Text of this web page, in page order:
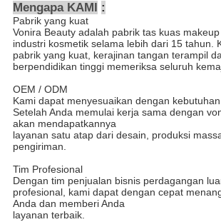
Mengapa KAMI :
Pabrik yang kuat
Vonira Beauty adalah pabrik tas kuas
industri kosmetik selama lebih dari 15 tahun.
pabrik yang kuat, kerajinan tangan terampil
berpendidikan tinggi memeriksa seluruh
OEM / ODM
Kami dapat menyesuaikan dengan
Setelah Anda memulai kerja sama dengan
akan mendapatkannya
layanan satu atap dari desain, produksi
pengiriman.
Tim Profesional
Dengan tim penjualan bisnis perdagangan
profesional, kami dapat dengan cepat
Anda dan memberi Anda
layanan terbaik.